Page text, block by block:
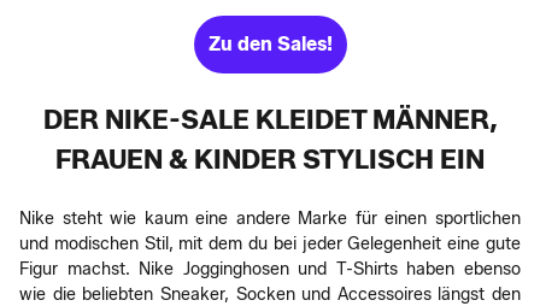
Zu den Sales!
DER NIKE-SALE KLEIDET MÄNNER,
FRAUEN & KINDER STYLISCH EIN
Nike steht wie kaum eine andere Marke für einen sportlichen
und modischen Stil, mit dem du bei jeder Gelegenheit eine gute
Figur machst. Nike Jogginghosen und T-Shirts haben ebenso
wie die beliebten Sneaker, Socken und Accessoires längst den